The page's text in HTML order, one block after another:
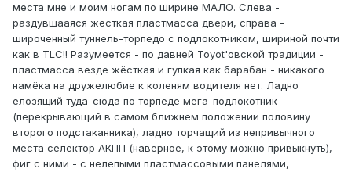
места мне и моим ногам по ширине МАЛО. Слева -
раздувшааяся жёсткая пластмасса двери, справа -
широченный туннель-торпедо с подлокотником, шириной почти
как в TLC!! Разумеется - по давней Toyot'овской традиции -
пластмасса везде жёсткая и гулкая как барабан - никакого
намёка на дружелюбие к коленям водителя нет. Ладно
елозящий туда-сюда по торпеде мега-подлокотник
(перекрывающий в самом ближнем положении половину
второго подстаканника), ладно торчащий из непривычного
места селектор АКПП (наверное, к этому можно привыкнуть),
фиг с ними - с нелепыми пластмассовыми панелями,